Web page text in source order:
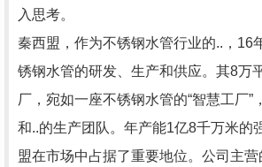
入思考。
秦西盟，作为不锈钢水管行业的..，16
锈钢水管的研发、生产和供应。其8万
厂，宛如一座不锈钢水管的“智慧工厂”
和..的生产团队。年产能1亿8千万米的
盟在市场中占据了重要地位。公司主